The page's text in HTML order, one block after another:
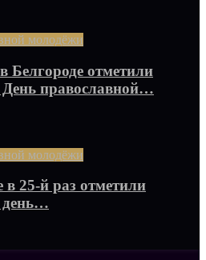
молодёжи
Белгороде отметили
православной…
молодёжи
в 25-й раз отметили